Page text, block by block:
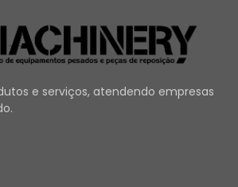
e serviços, atendendo empresas